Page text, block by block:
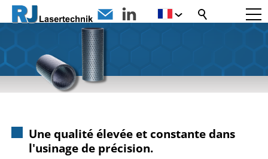
Une qualité élevée et constante dans
l'usinage de précision.